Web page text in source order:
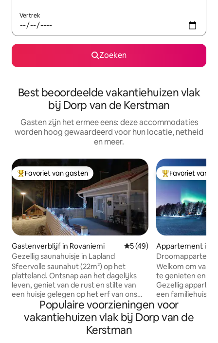
Vertrek
Zoeken
Best beoordeelde vakantiehuizen vlak
bij Dorp van de Kerstman
Gasten zijn het ermee eens: deze accommodaties
worden hoog gewaardeerd voor hun locatie, netheid
en meer.
Topfavoriet van gasten
Favoriet van gasten
Gastenverblijf in Rovaniemi Gemiddelde beoordeling
5 (49)
Gezellig saunahuisje in Lapland
Sfeervolle saunahut (22m²) op het
platteland. Ontsnap aan het dagelijks
leven, geniet van de rust en stilte van
een huisje gelegen op het erf van ons
huis, maar volledig in je eigen rust. Een
comfortabel bed van 160 cm breed biedt
ruimte voor twee volwassenen.
Verwarm je eigen houtgestookte sauna,
Topfavoriet van
Favoriet van
Appartement in
Welkom om van
te genieten en
Gezellig
een familiehuis
woonkamer met
balkon,
(extra prijs),
Populaire voorzieningen voor
vakantiehuizen vlak bij Dorp van de
Kerstman